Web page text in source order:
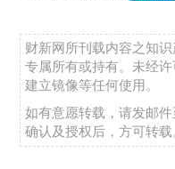
财新网所刊载内容之知
专属所有或持有。未经
建立镜像等任何使用。
如有意愿转载，请发邮件
确认及授权后，方可转载